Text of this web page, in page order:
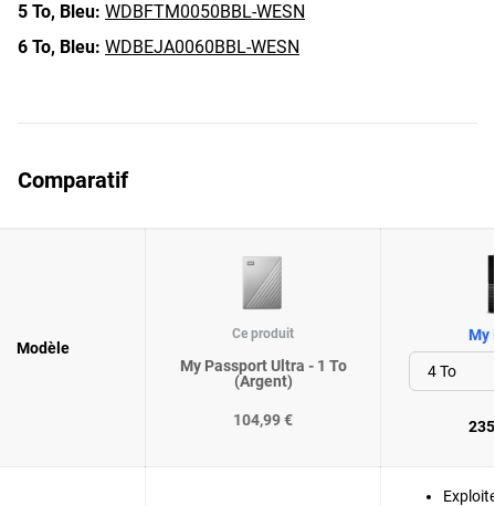
5 To, Bleu: WDBFTM0050BBL-WESN
6 To, Bleu: WDBEJA0060BBL-WESN
Comparatif
Modèle
Ce produit
My Passport Ultra - 1 To
(Argent)
104,99 €
My